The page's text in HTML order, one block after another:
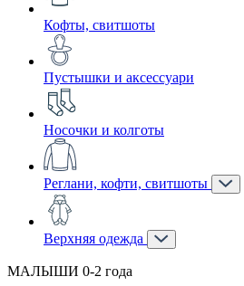
Кофты, свитшоты
Пустышки и аксессуари
Носочки и колготы
Реглани, кофти, свитшоты
Верхняя одежда
МАЛЫШИ 0-2 года